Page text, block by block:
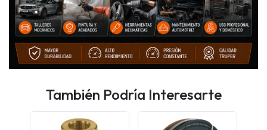
También Podría Interesarte